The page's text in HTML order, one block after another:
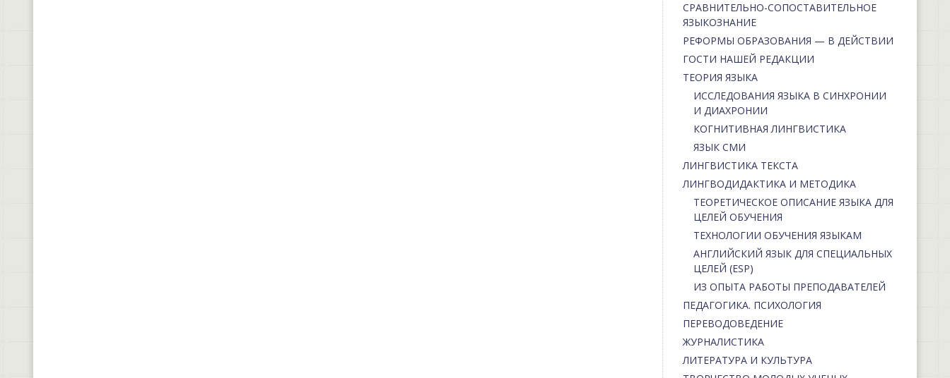
СРАВНИТЕЛЬНО-СОПОСТАВИТЕЛЬНОЕ
ЯЗЫКОЗНАНИЕ
РЕФОРМЫ ОБРАЗОВАНИЯ — В ДЕЙСТВИИ
ГОСТИ НАШЕЙ РЕДАКЦИИ
ТЕОРИЯ ЯЗЫКА
ИССЛЕДОВАНИЯ ЯЗЫКА В СИНХРОНИИ
И ДИАХРОНИИ
КОГНИТИВНАЯ ЛИНГВИСТИКА
ЯЗЫК СМИ
ЛИНГВИСТИКА ТЕКСТА
ЛИНГВОДИДАКТИКА И МЕТОДИКА
ТЕОРЕТИЧЕСКОЕ ОПИСАНИЕ ЯЗЫКА ДЛЯ
ЦЕЛЕЙ ОБУЧЕНИЯ
ТЕХНОЛОГИИ ОБУЧЕНИЯ ЯЗЫКАМ
АНГЛИЙСКИЙ ЯЗЫК ДЛЯ СПЕЦИАЛЬНЫХ
ЦЕЛЕЙ (ESP)
ИЗ ОПЫТА РАБОТЫ ПРЕПОДАВАТЕЛЕЙ
ПЕДАГОГИКА. ПСИХОЛОГИЯ
ПЕРЕВОДОВЕДЕНИЕ
ЖУРНАЛИСТИКА
ЛИТЕРАТУРА И КУЛЬТУРА